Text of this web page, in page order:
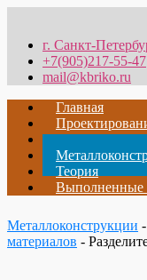
г. Санкт-
+7(905)217-55-47
mail@kbriko.ru
Главная
Теория
Выполненные
Металлоконструкции -
материалов -